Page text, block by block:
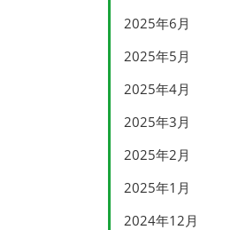
2025年6月
2025年5月
2025年4月
2025年3月
2025年2月
2025年1月
2024年12月